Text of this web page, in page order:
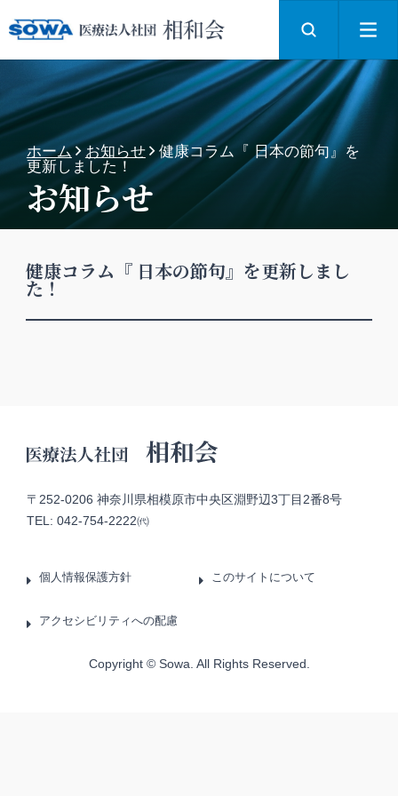
ホーム お知らせ
健康コラム『 日本の節句』を
更新しました！
お知らせ
健康コラム『 日本の節句』を更新しまし
た！
〒252-0206 神奈川県相模原市中央区淵野辺3丁目2番8号
TEL: 042-754-2222㈹
個人情報保護方針 このサイトについて
アクセシビリティへの配慮
Copyright © Sowa. All Rights Reserved.